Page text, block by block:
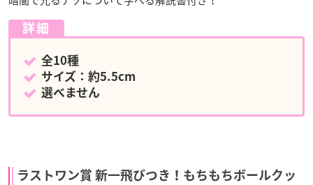
詳細
全10種
サイズ：約5.5cm
選べません
ラストワン賞 新一飛びつき！もちもちボールクッ